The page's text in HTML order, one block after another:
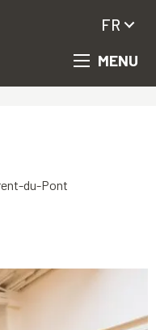
MENU
FR
du-Pont